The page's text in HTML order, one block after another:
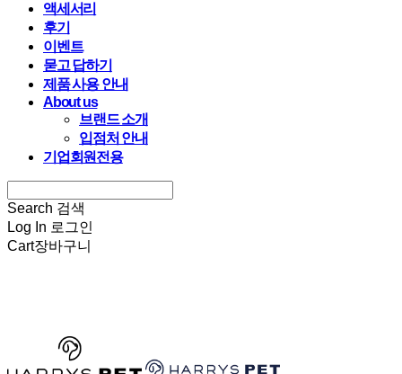
액세서리
후기
이벤트
묻고 답하기
제품 사용 안내
About us
브랜드 소개
입점처 안내
기업회원전용
Search 검색
Log In 로그인
Cart장바구니